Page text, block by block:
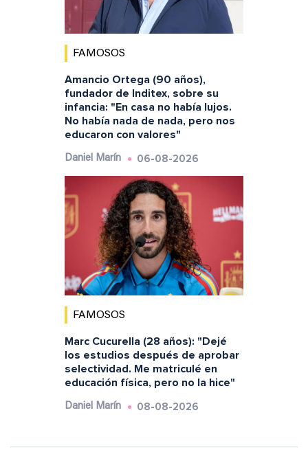
FAMOSOS
Amancio Ortega (90 años),
fundador de Inditex, sobre su
infancia: "En casa no había lujos.
No había nada de nada, pero nos
educaron con valores"
Daniel Marín 06-08-2026
FAMOSOS
Marc Cucurella (28 años): "Dejé
los estudios después de aprobar
selectividad. Me matriculé en
educación física, pero no la hice"
Daniel Marín 08-08-2026